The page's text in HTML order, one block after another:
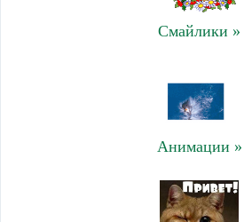
Смайлики »
Анимации »